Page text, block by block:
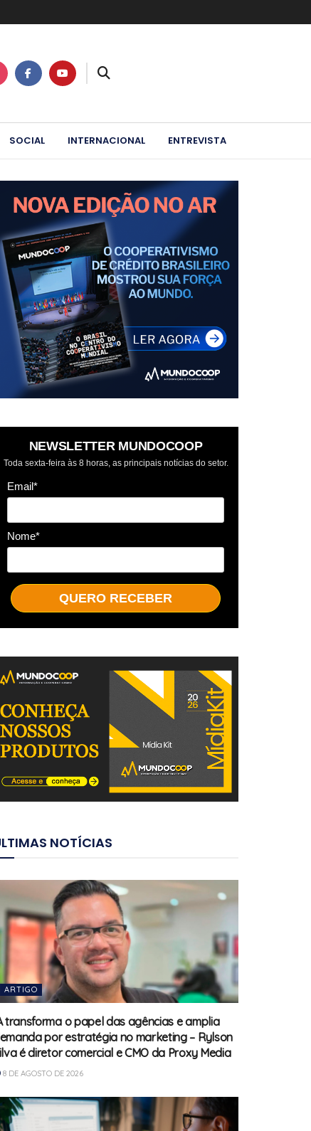
SOCIAL INTERNACIONAL ENTREVISTA
NEWSLETTER MUNDOCOOP
Toda sexta-feira às 8 horas, as principais notícias do setor.
Email*
Nome*
QUERO RECEBER
NOTÍCIAS
ARTIGO
transforma o papel das agências e amplia
por estratégia no marketing – Rylson
é diretor comercial e CMO da Proxy Media
8 DE AGOSTO DE 2026